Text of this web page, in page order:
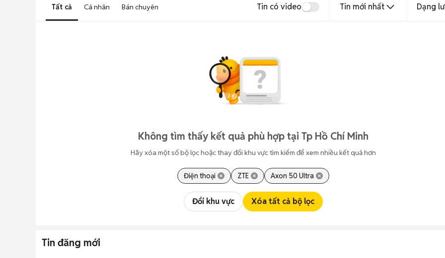
Tất cả Cá nhân Bán chuyên Tin có video Tin mới nhất Dạng
Không tìm thấy kết quả phù hợp tại Tp Hồ Chí Minh
Hãy xóa một số bộ lọc hoặc thay đổi khu vực tìm kiếm để xem nhiều kết quả hơn
Điện thoại ZTE Axon 50 Ultra
Đổi khu vực Xóa tất cả bộ lọc
Tin đăng mới